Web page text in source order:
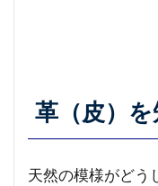
革（皮）
天然の模様がどう